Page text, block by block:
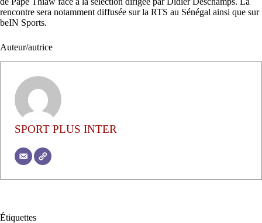
rencontre sera notamment diffusée sur la RTS au Sénégal ainsi que sur
beIN Sports.
Auteur/autrice
SPORT PLUS INTER
Étiquettes